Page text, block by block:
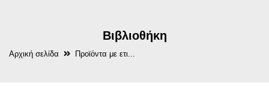
Βιβλιοθήκη
Αρχική σελίδα Προϊόντα με ετι...